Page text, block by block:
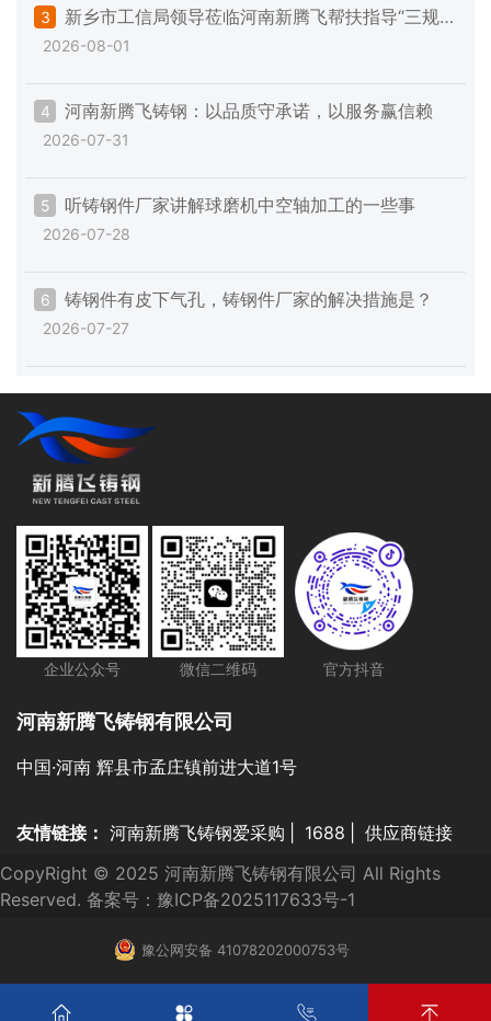
3
新乡市工信局领导莅临河南新腾飞帮扶指导“三规
范一提升”专项工作
2026-08-01
4 河南新腾飞铸钢：以品质守承诺，以服务赢信赖
2026-07-31
5 听铸钢件厂家讲解球磨机中空轴加工的一些事
2026-07-28
6 铸钢件有皮下气孔，铸钢件厂家的解决措施是？
2026-07-27
企业公众号 微信二维码 官方抖音
河南新腾飞铸钢有限公司
中国·河南 辉县市孟庄镇前进大道1号
友情链接： 河南新腾飞铸钢爱采购 1688
供应商链接
CopyRight © 2025 河南新腾飞铸钢有限公司 All Rights
Reserved. 备案号： 豫ICP备2025117633号-1
豫公网安备 41078202000753号